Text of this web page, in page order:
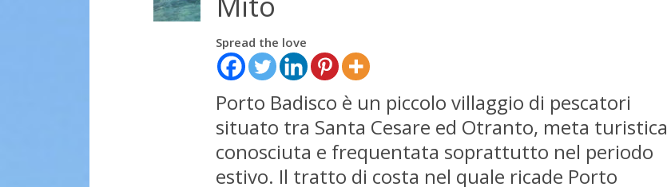
Spread the love
Porto Badisco è un piccolo villaggio di pescatori
situato tra Santa Cesare ed Otranto, meta turistica
conosciuta e frequentata soprattutto nel periodo
estivo. Il tratto di costa nel quale ricade Porto